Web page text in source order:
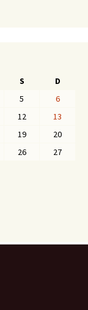
S
D
5
6
12
13
19
20
26
27